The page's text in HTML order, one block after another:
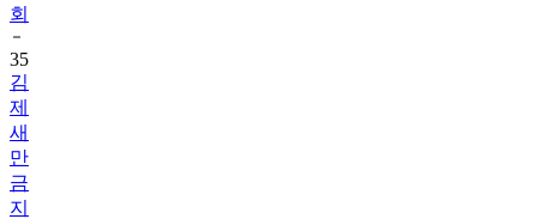
회
35
김
제
새
만
금
지